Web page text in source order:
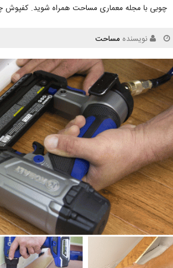
چوبی با مجله معماری مساحت همراه شوید. کفپوش
نویسنده مساحت